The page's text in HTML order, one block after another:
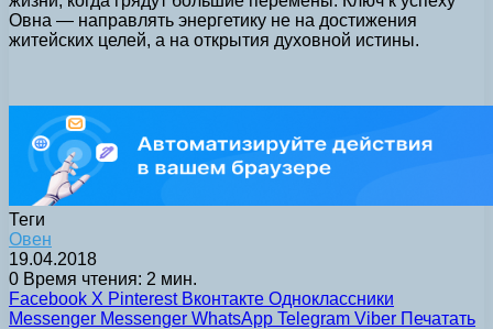
Овна — направлять энергетику не на достижения
житейских целей, а на открытия духовной истины.
Теги
Овен
19.04.2018
0 Время чтения: 2 мин.
Facebook X Pinterest Вконтакте Одноклассники
Messenger Messenger WhatsApp Telegram Viber Печатать